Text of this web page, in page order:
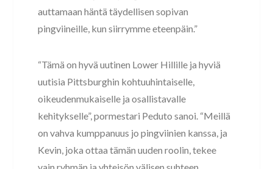
auttamaan häntä täydellisen sopivan
pingviineille, kun siirrymme eteenpäin.”
“Tämä on hyvä uutinen Lower Hillille ja hyviä
uutisia Pittsburghin kohtuuhintaiselle,
oikeudenmukaiselle ja osallistavalle
kehitykselle”, pormestari Peduto sanoi. “Meillä
on vahva kumppanuus jo pingviinien kanssa, ja
Kevin, joka ottaa tämän uuden roolin, tekee